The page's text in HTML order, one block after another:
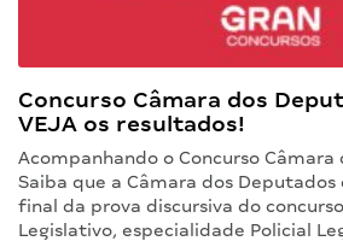
Concurso Câmara dos
VEJA os resultados!
Acompanhando o Concurso Câmara
Saiba que a Câmara dos
final da prova discursiva do
Legislativo, especialidade Policial